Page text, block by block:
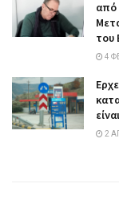
από
του
4
είναι
2